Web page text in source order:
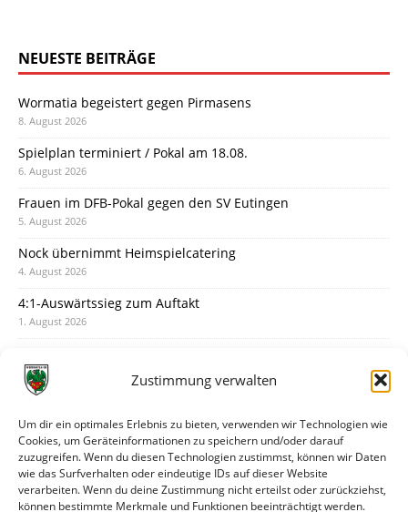
Zustimmung verwalten
Um dir ein optimales Erlebnis zu bieten, verwenden wir Technologien wie
Cookies, um Geräteinformationen zu speichern und/oder darauf
zuzugreifen. Wenn du diesen Technologien zustimmst, können wir Daten
wie das Surfverhalten oder eindeutige IDs auf dieser Website
verarbeiten. Wenn du deine Zustimmung nicht erteilst oder zurückziehst,
können bestimmte Merkmale und Funktionen beeinträchtigt werden.
NEUESTE BEITRÄGE
Wormatia begeistert gegen Pirmasens
8. August 2026
Spielplan terminiert / Pokal am 18.08.
6. August 2026
Frauen im DFB-Pokal gegen den SV Eutingen
5. August 2026
Nock übernimmt Heimspielcatering
4. August 2026
4:1-Auswärtssieg zum Auftakt
1. August 2026
31. Juli 2026
30. Juli 2026
Deine Spielminute: 89+1
28. Juli 2026
Neuer Rückensponsor